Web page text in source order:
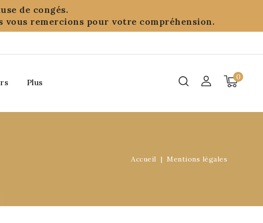
de congés.
vous remercions pour votre compréhension.
0
Plus
Accueil Mentions légales